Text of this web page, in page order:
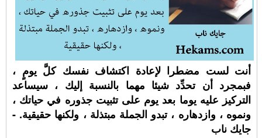
أنت لست مضطرا لإعادة اكتشاف نفسك كلَّ يومٍ ،
فبمجرد أن تحدِّد شيئا مهما بالنسبة إليك ، سيساعد
التركيز عليه يوما بعد يوم على تثبيت جذوره في حياتك ،
ونموه ، وازدهاره ، تبدو الجملة مبتذلة ، ولكنها حقيقية. -
جايك ناب